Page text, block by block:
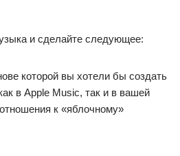
и сделайте следующее:
которой вы хотели бы создать
в Apple Music, так и в вашей
к «яблочному»